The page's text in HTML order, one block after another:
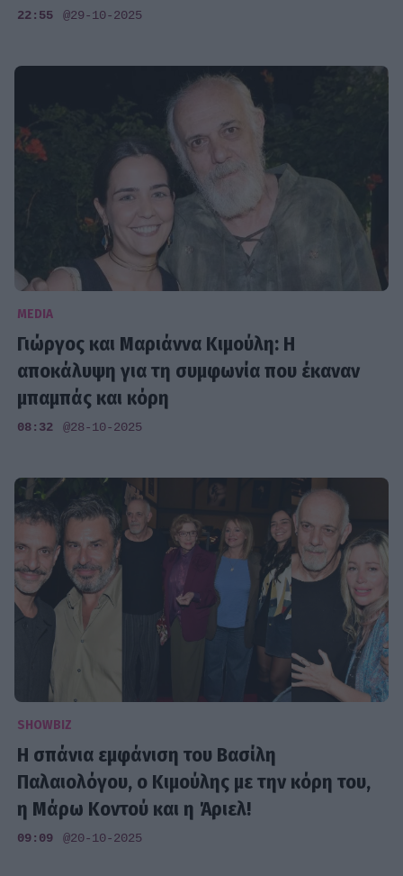
22:55 @29-10-2025
MEDIA
Γιώργος και Μαριάννα Κιμούλη: Η
αποκάλυψη για τη συμφωνία που έκαναν
μπαμπάς και κόρη
08:32 @28-10-2025
SHOWBIZ
Η σπάνια εμφάνιση του Βασίλη
Παλαιολόγου, ο Κιμούλης με την κόρη του,
η Μάρω Κοντού και η Άριελ!
09:09 @20-10-2025